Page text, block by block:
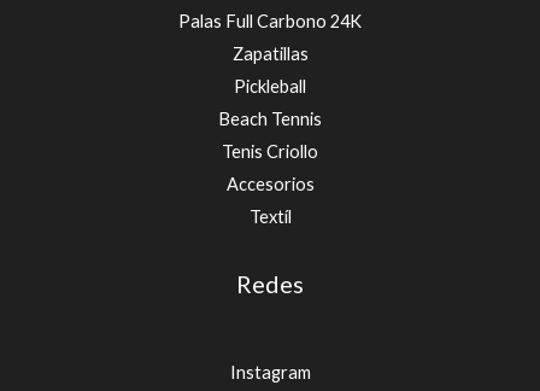
Palas Full Carbono 24K
Zapatillas
Pickleball
Beach Tennis
Tenis Criollo
Accesorios
Textíl
Redes
Instagram